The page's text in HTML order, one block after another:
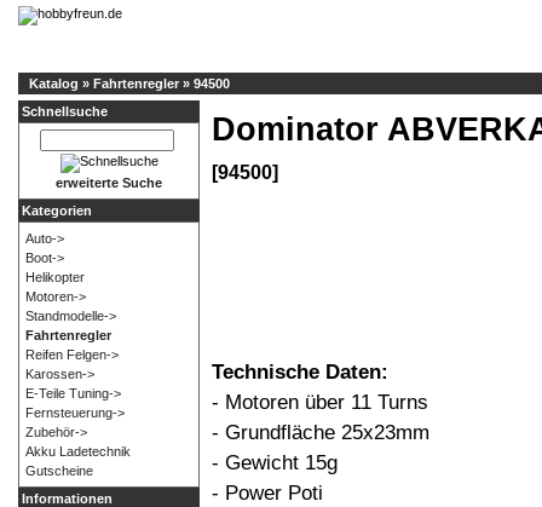
Katalog » Fahrtenregler » 94500
Dominator
[94500]
Technische Daten:
- Motoren über 11 Turns
- Grundfläche 25x23mm
- Gewicht 15g
- Power Poti
Schnellsuche
erweiterte Suche
Kategorien
Auto->
Boot->
Helikopter
Motoren->
Standmodelle->
Fahrtenregler
Reifen Felgen->
Karossen->
E-Teile Tuning->
Fernsteuerung->
Zubehör->
Akku Ladetechnik
Gutscheine
Informationen